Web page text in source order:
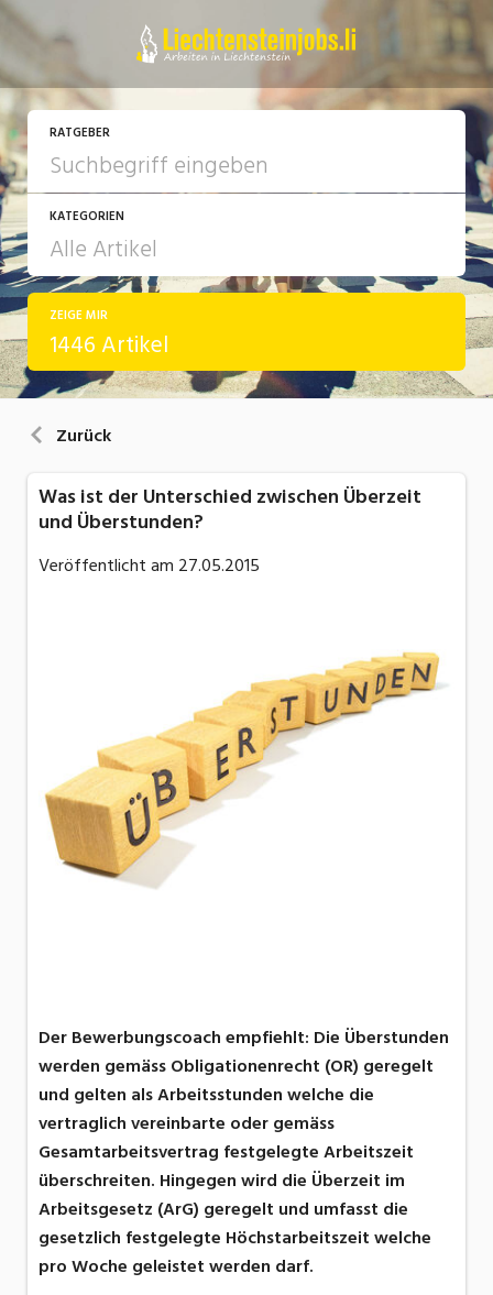
RATGEBER
KATEGORIEN
Arbeit
Ausbildung / Weiterbildung
ZEIGE MIR
1446 Artikel
Zurück
Was ist der Unterschied zwischen Überzeit
und Überstunden?
Veröffentlicht am 27.05.2015
Der Bewerbungscoach empfiehlt: Die Überstunden
werden gemäss Obligationenrecht (OR) geregelt
und gelten als Arbeitsstunden welche die
vertraglich vereinbarte oder gemäss
Gesamtarbeitsvertrag festgelegte Arbeitszeit
überschreiten. Hingegen wird die Überzeit im
Arbeitsgesetz (ArG) geregelt und umfasst die
gesetzlich festgelegte Höchstarbeitszeit welche
pro Woche geleistet werden darf.